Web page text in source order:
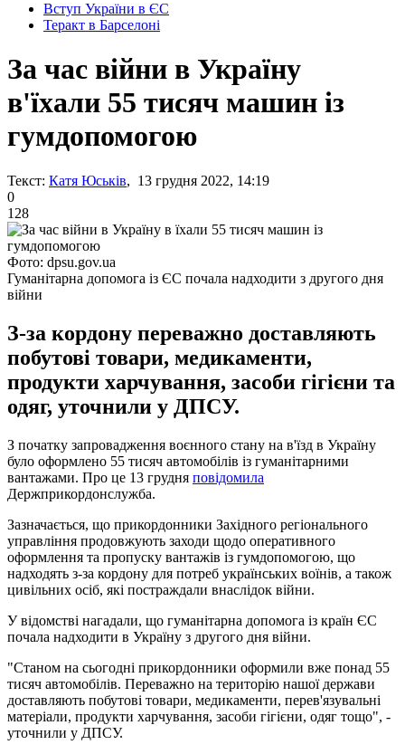
Вступ України в ЄС
Теракт в Барселоні
За час війни в Україну
в'їхали 55 тисяч машин із
гумдопомогою
Текст: Катя Юськів, 13 грудня 2022, 14:19
0
128
Фото: dpsu.gov.ua
Гуманітарна допомога із ЄС почала надходити з другого дня
війни
З-за кордону переважно доставляють
побутові товари, медикаменти,
продукти харчування, засоби гігієни та
одяг, уточнили у ДПСУ.
З початку запровадження воєнного стану на в'їзд в Україну
було оформлено 55 тисяч автомобілів із гуманітарними
вантажами. Про це 13 грудня повідомила
Держприкордонслужба.
Зазначається, що прикордонники Західного регіонального
управління продовжують заходи щодо оперативного
оформлення та пропуску вантажів із гумдопомогою, що
надходять з-за кордону для потреб українських воїнів, а також
цивільних осіб, які постраждали внаслідок війни.
У відомстві нагадали, що гуманітарна допомога із країн ЄС
почала надходити в Україну з другого дня війни.
"Станом на сьогодні прикордонники оформили вже понад 55
тисяч автомобілів. Переважно на територію нашої держави
доставляють побутові товари, медикаменти, перев'язувальні
матеріали, продукти харчування, засоби гігієни, одяг тощо", -
уточнили у ДПСУ.